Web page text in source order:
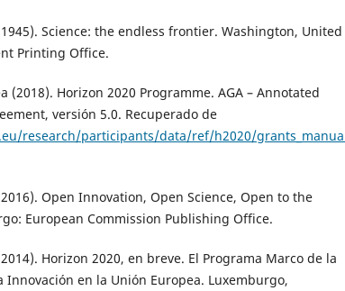
Science: the endless frontier. Washington, United
Printing Office.
(2018). Horizon 2020 Programme. AGA – Annotated
versión 5.0. Recuperado de
research/participants/data/ref/h2020/
Open Innovation, Open Science, Open to the
European Commission Publishing Office.
Horizon 2020, en breve. El Programa Marco de la
Innovación en la Unión Europea. Luxemburgo,